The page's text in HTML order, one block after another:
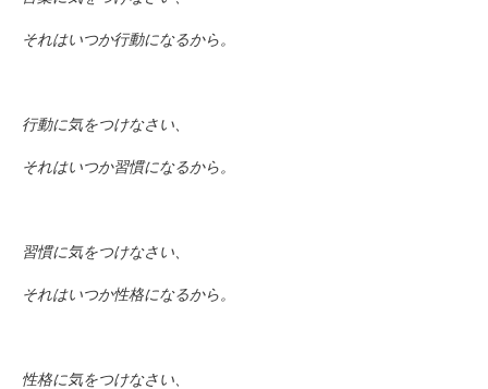
それはいつか行動になるから。
行動に気をつけなさい、
それはいつか習慣になるから。
習慣に気をつけなさい、
それはいつか性格になるから。
性格に気をつけなさい、